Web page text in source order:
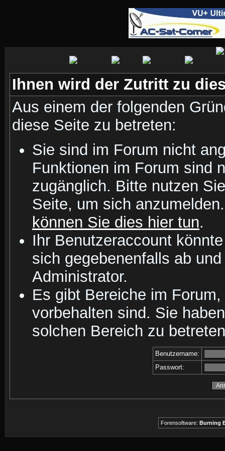
Ihnen wird der Zutritt zu
Aus einem der folgenden
diese Seite zu betreten:
Sie sind im Forum nicht
Funktionen im Forum sind
zugänglich. Bitte nutzen
Seite, um sich
können Sie dies hier tun.
Ihr Benutzeraccount
sich gegebenenfalls ab
Administrator.
Es gibt Bereiche im
vorbehalten sind. Sie
solchen Bereich zu
Benutzername:
Passwort:
Forensoftware: Burning